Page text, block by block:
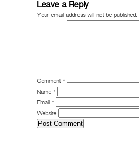
Leave a Reply
Your email address will not be published.
Comment *
Name *
Email *
Website